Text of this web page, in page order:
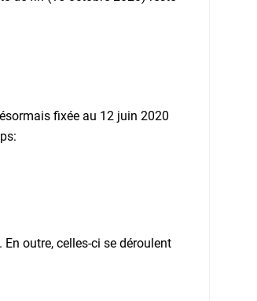
fixée au 12 juin 2020
outre, celles-ci se déroulent